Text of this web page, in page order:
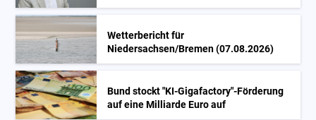
Wetterbericht für
Niedersachsen/Bremen (07.08.2026)
Bund stockt "KI-Gigafactory"-Förderung
auf eine Milliarde Euro auf